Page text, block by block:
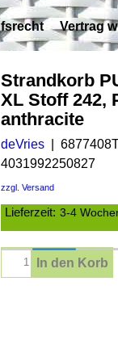
Vertrag
Strandkorb
XL Stoff 242,
anthracite
deVries
4031992250827
zzgl. Versand
Lieferzeit: 3-4
In den Korb